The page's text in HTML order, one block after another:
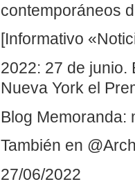
contemporáneos
[Informativo
2022: 27 de junio.
Nueva York el
Blog Memoranda:
También en
27/06/2022